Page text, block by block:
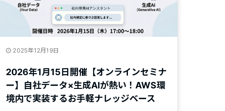
2025年12月19日
2026年1月15日開催【オンラインセミナ
ー】自社データ×生成AIが熱い！AWS環
境内で実装するお手軽ナレッジベース